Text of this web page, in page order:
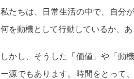
私たちは、日常生活の中で、自分
何を動機として行動しているか、あ
しかし、そうした「価値」や「動
ー源でもあります。時間をとって